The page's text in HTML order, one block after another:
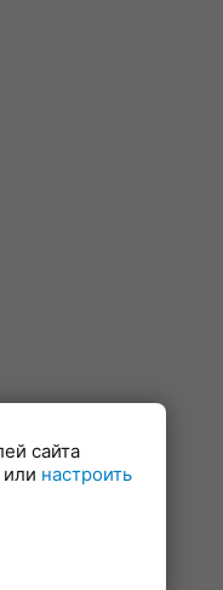
сайта
или настроить